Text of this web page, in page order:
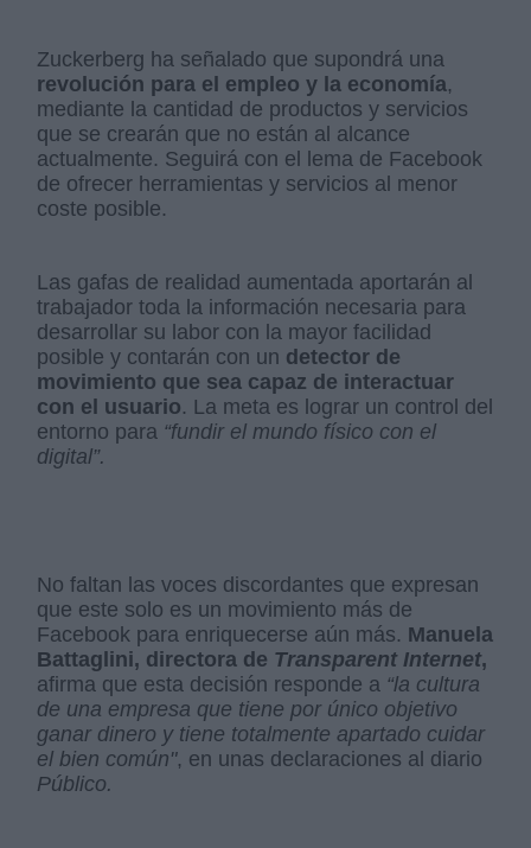
Zuckerberg ha señalado que supondrá una
revolución para el empleo y la economía,
mediante la cantidad de productos y servicios
que se crearán que no están al alcance
actualmente. Seguirá con el lema de Facebook
de ofrecer herramientas y servicios al menor
coste posible.
Las gafas de realidad aumentada aportarán al
trabajador toda la información necesaria para
desarrollar su labor con la mayor facilidad
posible y contarán con un detector de
movimiento que sea capaz de interactuar
con el usuario. La meta es lograr un control del
entorno para “fundir el mundo físico con el
digital”.
No faltan las voces discordantes que expresan
que este solo es un movimiento más de
Facebook para enriquecerse aún más. Manuela
Battaglini, directora de Transparent Internet,
afirma que esta decisión responde a “la cultura
de una empresa que tiene por único objetivo
ganar dinero y tiene totalmente apartado cuidar
el bien común", en unas declaraciones al diario
Público.